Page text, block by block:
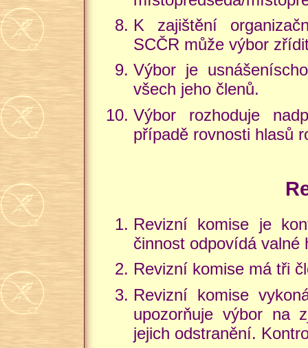
K zajištění
SCČR může výbor
Výbor je
všech jeho členů.
Výbor rozhoduje
případě rovnosti hlasů
Revizní komise je
činnost odpovídá valné
Revizní komise má tři
Revizní komise
upozorňuje výbor na
jejich odstranění.